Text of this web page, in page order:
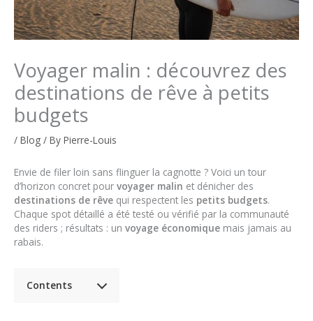
Voyager malin : découvrez des
destinations de rêve à petits
budgets
/ Blog / By Pierre-Louis
Envie de filer loin sans flinguer la cagnotte ? Voici un tour
d’horizon concret pour voyager malin et dénicher des
destinations de rêve qui respectent les petits budgets.
Chaque spot détaillé a été testé ou vérifié par la communauté
des riders ; résultats : un voyage économique mais jamais au
rabais.
Contents